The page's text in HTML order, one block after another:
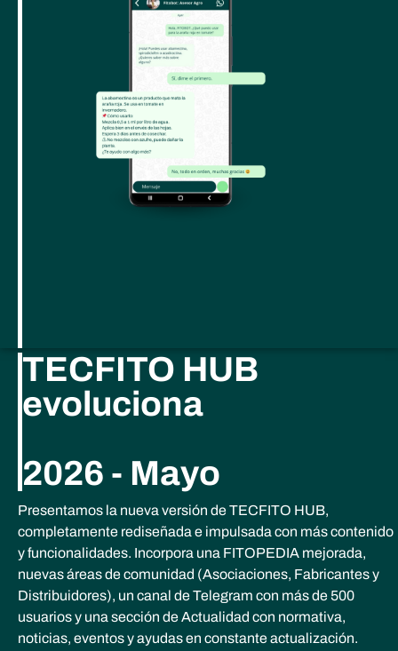
TECFITO HUB
evoluciona​
2026 - Mayo
Presentamos la nueva versión de TECFITO HUB,
completamente rediseñada e impulsada con más contenido
y funcionalidades. Incorpora una FITOPEDIA mejorada,
nuevas áreas de comunidad (Asociaciones, Fabricantes y
Distribuidores), un canal de Telegram con más de 500
usuarios y una sección de Actualidad con normativa,
noticias, eventos y ayudas en constante actualización.